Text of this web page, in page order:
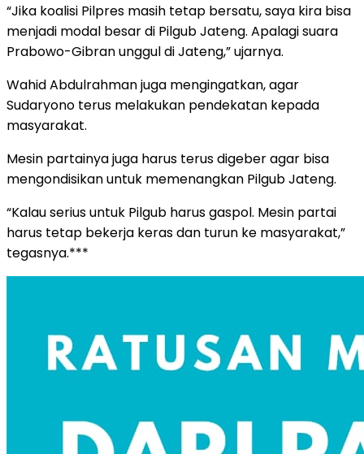
“Jika koalisi Pilpres masih tetap bersatu, saya kira bisa
menjadi modal besar di Pilgub Jateng. Apalagi suara
Prabowo-Gibran unggul di Jateng,” ujarnya.
Wahid Abdulrahman juga mengingatkan, agar
Sudaryono terus melakukan pendekatan kepada
masyarakat.
Mesin partainya juga harus terus digeber agar bisa
mengondisikan untuk memenangkan Pilgub Jateng.
“Kalau serius untuk Pilgub harus gaspol. Mesin partai
harus tetap bekerja keras dan turun ke masyarakat,”
tegasnya.***